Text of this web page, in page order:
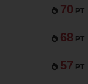
70 PT
68 PT
57 PT